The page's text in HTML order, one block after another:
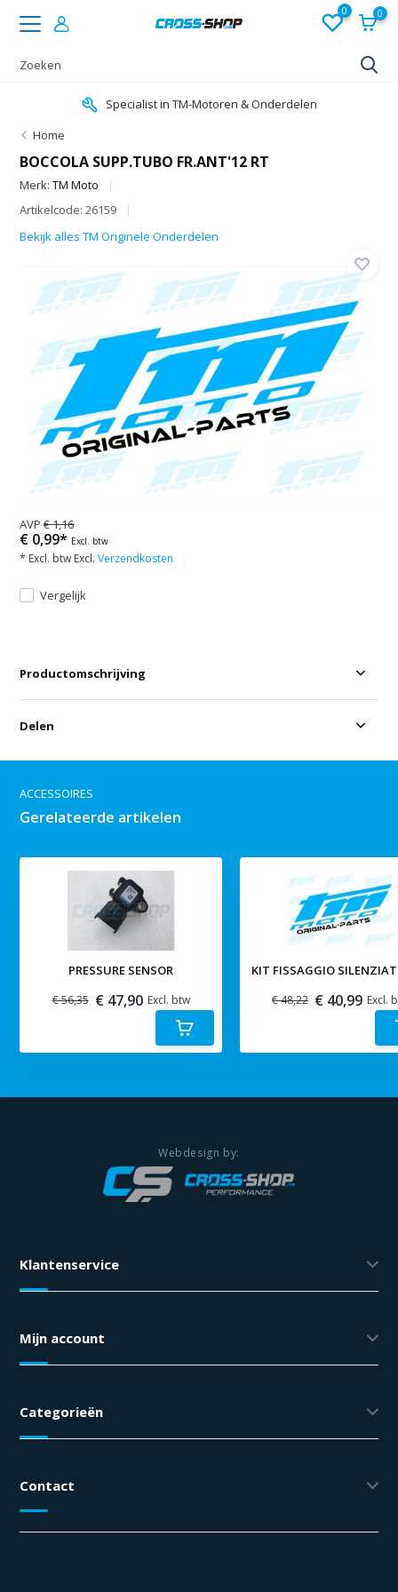
0 0
Specialist in TM-Motoren & Onderdelen
Home
BOCCOLA SUPP.TUBO FR.ANT'12 RT
Merk:TM Moto
Artikelcode: 26159
Bekijk alles TM Originele Onderdelen
AVP€ 1,16
€ 0,99* Excl. btw
* Excl. btw Excl.Verzendkosten
Vergelijk
Productomschrijving
Delen
ACCESSOIRES
Gerelateerde artikelen
PRESSURE SENSOR
€ 56,35 € 47,90 Excl. btw
KIT FISSAGGIO
€ 48,22 € 40,99 Excl.
Klantenservice
Mijn account
Categorieën
Contact